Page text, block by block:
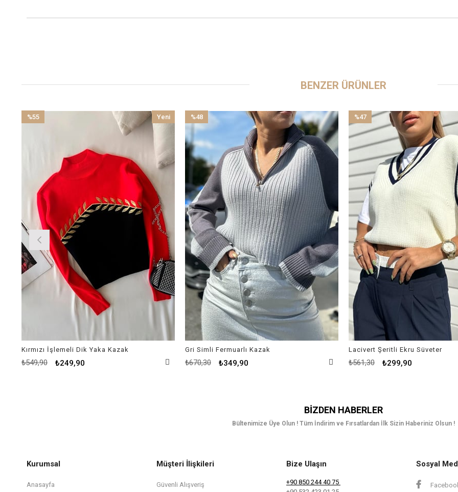
BENZER ÜRÜNLER
Kırmızı İşlemeli Dik Yaka Kazak
₺249,90
₺549,90
%55
Yeni
Gri Simli Fermuarlı Kazak
₺349,90
₺670,30
%48
İndirim
%48İndirim
Lacivert Şeritli Ekru Süveter
₺299,90
₺561,30
%47
İndirim
%47İndirim
BIZDEN HABERLER
Bültenimize Üye Olun ! Tüm İndirim ve Fırsatlardan İlk Sizin Haberiniz Olsun !
Kurumsal
Anasayfa
Müşteri İlişkileri
Güvenli Alışveriş
Bize Ulaşın
+90 850 244 40 75
Sosyal